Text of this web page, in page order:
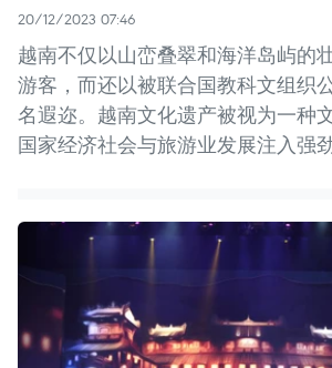
20/12/2023 07:46
越南不仅以山峦叠翠和海洋岛屿的
游客，而还以被联合国教科文组织
名遐迩。越南文化遗产被视为一种
国家经济社会与旅游业发展注入强劲